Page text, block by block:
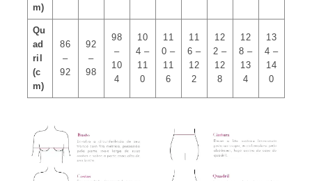
m)
Qu
ad
ril
(c
m)
86
–
92
92
–
98
98
–
10
4
10
4 –
11
0
11
0 –
11
6
11
6 –
12
2
12
2 –
12
8
12
8 –
13
4
13
4 –
14
0